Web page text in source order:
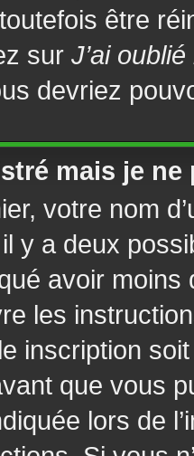
être
sur J’ai
devriez
mais je
votre nom
y a deux
avoir moins
les
inscription
que vous
lors de